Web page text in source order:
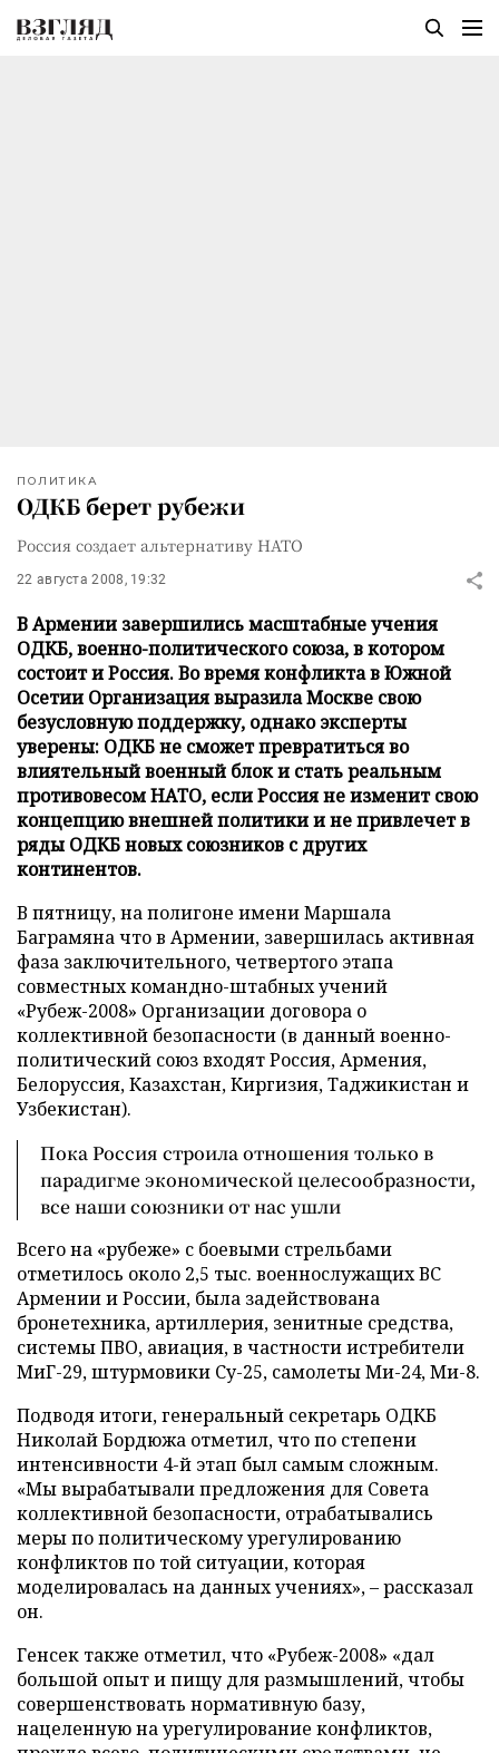
ПОЛИТИКА
ОДКБ берет рубежи
Россия создает альтернативу НАТО
22 августа 2008, 19:32
В Армении завершились масштабные учения
ОДКБ, военно-политического союза, в котором
состоит и Россия. Во время конфликта в Южной
Осетии Организация выразила Москве свою
безусловную поддержку, однако эксперты
уверены: ОДКБ не сможет превратиться во
влиятельный военный блок и стать реальным
противовесом НАТО, если Россия не изменит свою
концепцию внешней политики и не привлечет в
ряды ОДКБ новых союзников с других
континентов.
В пятницу, на полигоне имени Маршала
Баграмяна что в Армении, завершилась активная
фаза заключительного, четвертого этапа
совместных командно-штабных учений
«Рубеж-2008» Организации договора о
коллективной безопасности (в данный военно-
политический союз входят Россия, Армения,
Белоруссия, Казахстан, Киргизия, Таджикистан и
Узбекистан).
Пока Россия строила отношения только в
парадигме экономической целесообразности,
все наши союзники от нас ушли
Всего на «рубеже» с боевыми стрельбами
отметилось около 2,5 тыс. военнослужащих ВС
Армении и России, была задействована
бронетехника, артиллерия, зенитные средства,
системы ПВО, авиация, в частности истребители
МиГ-29, штурмовики Су-25, самолеты Ми-24, Ми-8.
Подводя итоги, генеральный секретарь ОДКБ
Николай Бордюжа отметил, что по степени
интенсивности 4-й этап был самым сложным.
«Мы вырабатывали предложения для Совета
коллективной безопасности, отрабатывались
меры по политическому урегулированию
конфликтов по той ситуации, которая
моделировалась на данных учениях», – рассказал
он.
Генсек также отметил, что «Рубеж-2008» «дал
большой опыт и пищу для размышлений, чтобы
совершенствовать нормативную базу,
нацеленную на урегулирование конфликтов,